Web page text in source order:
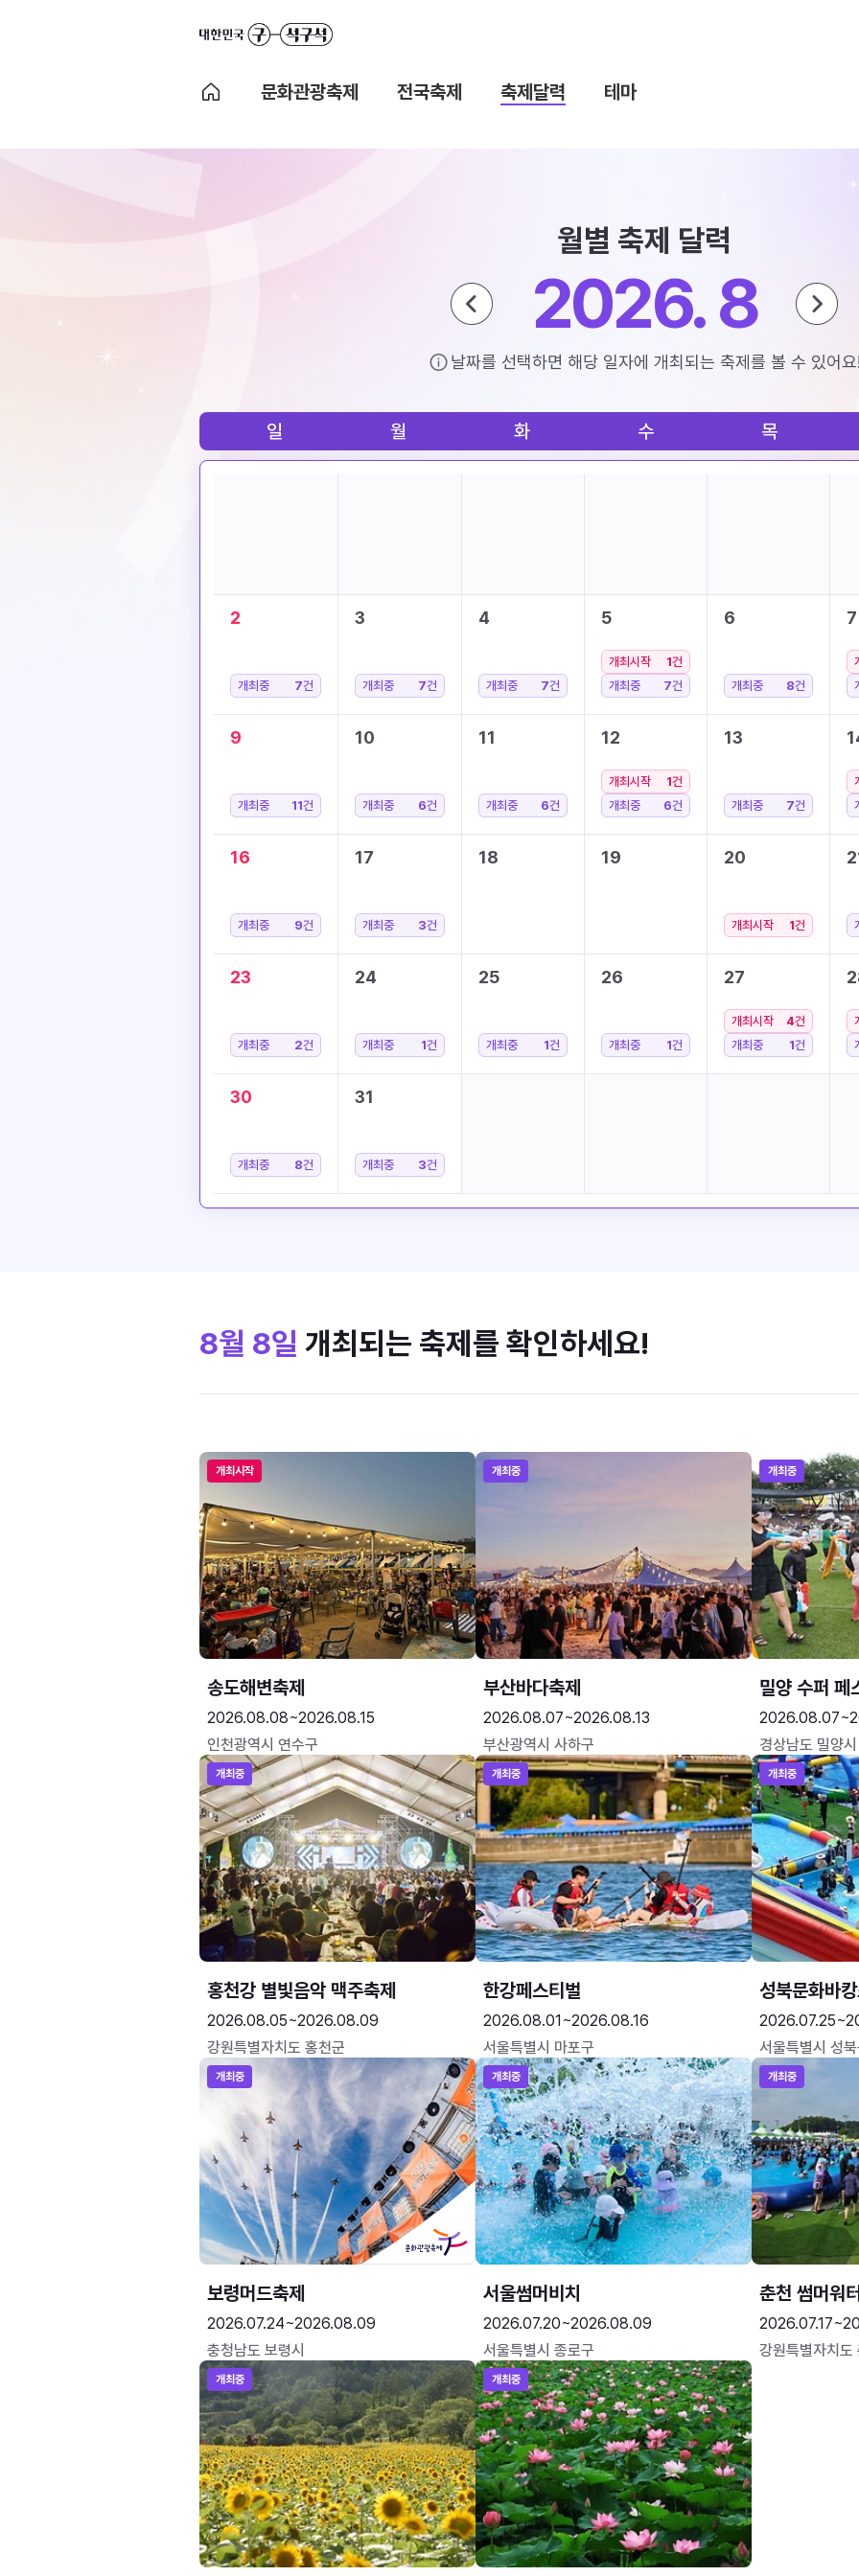
문화관광축제 전국축제 축제달력 테마
월별 축제 달력
2026. 8
날짜를 선택하면 해당 일자에 개최되는 축제를 볼 수 있어
일 월 화 수 목
2
개최중 7건
3
개최중 7건
4
개최중 7건
5
개최시작 1건
개최중
7건
6
개최중 8건
7
9
개최중 11건
10
개최중 6건
11
개최중 6건
12
개최시작 1건
개최중
6건
13
개최중 7건
16
개최중 9건
17
개최중 3건
18 19 20
개최시작 1건
23
개최중 2건
24
개최중 1건
25
개최중 1건
26
개최중 1건
27
개최시작 4건
개최중
1건
30
개최중 8건
31
개최중 3건
8월 8일 개최되는 축제를 확인하세요!
개최시작
송도해변축제
2026.08.08~2026.08.15
인천광역시 연수구
개최중
부산바다축제
2026.08.07~2026.08.13
부산광역시 사하구
개최중
밀양 수퍼 페
경상남도 밀양시
개최중
홍천강 별빛음악 맥주축제
2026.08.05~2026.08.09
강원특별자치도 홍천군
개최중
한강페스티벌
2026.08.01~2026.08.16
서울특별시 마포구
개최중
성북문화바
서울특별시 성
개최중
보령머드축제
2026.07.24~2026.08.09
충청남도 보령시
개최중
서울썸머비치
2026.07.20~2026.08.09
서울특별시 종로구
개최중
춘천 썸머워
강원특별자치도
개최중 개최중